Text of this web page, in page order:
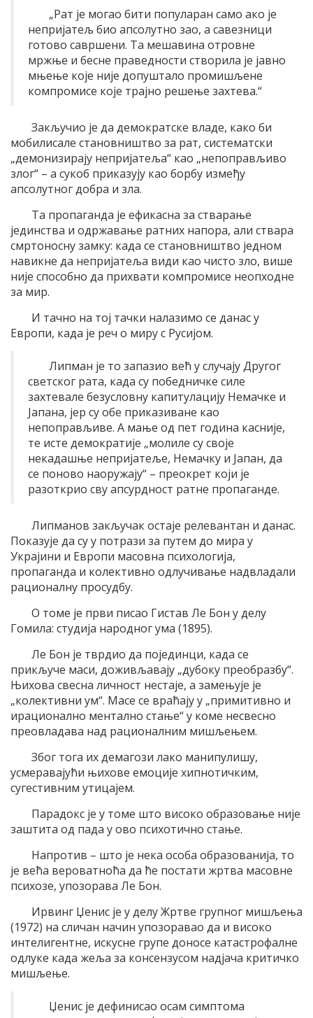
„Рат је могао бити популаран само ако је
непријатељ био апсолутно зао, а савезници
готово савршени. Та мешавина отровне
мржње и бесне праведности створила је јавно
мњење које није допуштало промишљене
компромисе које трајно решење захтева.“
Закључио је да демократске владе, како би
мобилисале становништво за рат, систематски
„демонизирају непријатеља“ као „непоправљиво
злог“ – а сукоб приказују као борбу између
апсолутног добра и зла.
Та пропаганда је ефикасна за стварање
јединства и одржавање ратних напора, али ствара
смртоносну замку: када се становништво једном
навикне да непријатеља види као чисто зло, више
није способно да прихвати компромисе неопходне
за мир.
И тачно на тој тачки налазимо се данас у
Европи, када је реч о миру с Русијом.
Липман је то запазио већ у случају Другог
светског рата, када су победничке силе
захтевале безусловну капитулацију Немачке и
Јапана, јер су обе приказиване као
непоправљиве. А мање од пет година касније,
те исте демократије „молиле су своје
некадашње непријатеље, Немачку и Јапан, да
се поново наоружају“ – преокрет који је
разоткрио сву апсурдност ратне пропаганде.
Липманов закључак остаје релевантан и данас.
Показује да су у потрази за путем до мира у
Украјини и Европи масовна психологија,
пропаганда и колективно одлучивање надвладали
рационалну просудбу.
О томе је први писао Гистав Ле Бон у делу
Гомила: студија народног ума (1895).
Ле Бон је тврдио да појединци, када се
прикључе маси, доживљавају „дубоку преобразбу“.
Њихова свесна личност нестаје, а замењује је
„колективни ум“. Масе се враћају у „примитивно и
ирационално ментално стање“ у коме несвесно
преовладава над рационалним мишљењем.
Због тога их демагози лако манипулишу,
усмеравајући њихове емоције хипнотичким,
сугестивним утицајем.
Парадокс је у томе што високо образовање није
заштита од пада у ово психотично стање.
Напротив – што је нека особа образованија, то
је већа вероватноћа да ће постати жртва масовне
психозе, упозорава Ле Бон.
Ирвинг Џенис је у делу Жртве групног мишљења
(1972) на сличан начин упозоравао да и високо
интелигентне, искусне групе доносе катастрофалне
одлуке када жеља за консензусом надјача критичко
мишљење.
Џенис је дефинисао осам симптома